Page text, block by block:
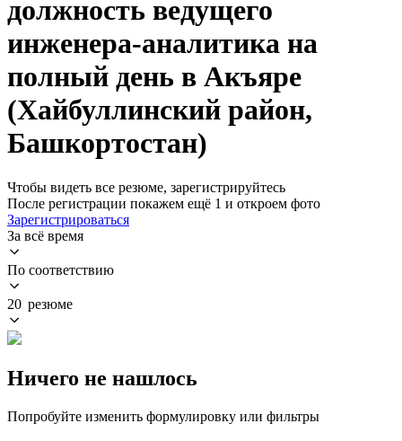
должность ведущего
инженера-аналитика на
полный день в Акъяре
(Хайбуллинский район,
Башкортостан)
Чтобы видеть все резюме, зарегистрируйтесь
После регистрации покажем ещё 1 и откроем фото
Зарегистрироваться
За всё время
По соответствию
20 резюме
Ничего не нашлось
Попробуйте изменить формулировку или фильтры